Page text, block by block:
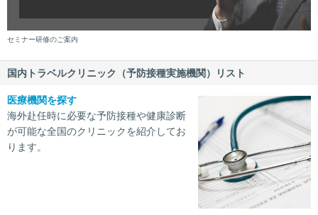
セミナー研修のご案内
国内トラベルクリニック（予防接種実施機関）リスト
医療機関を探す
海外赴任時に必要な予防接種や健康診断
が可能な全国のクリニックを紹介してお
ります。